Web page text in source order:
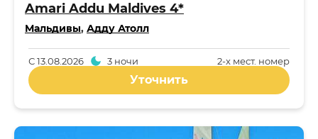
Amari Addu Maldives 4*
Мальдивы, Адду Атолл
2-x мест. номер
С13.08.2026 3 ночи
Уточнить